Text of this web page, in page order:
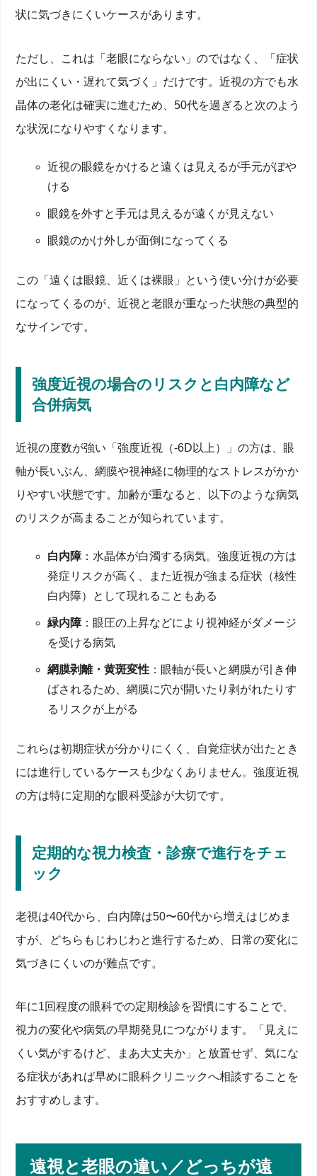
状に気づきにくいケースがあります。
ただし、これは「老眼にならない」のではなく、「症状
が出にくい・遅れて気づく」だけです。近視の方でも水
晶体の老化は確実に進むため、50代を過ぎると次のよう
な状況になりやすくなります。
近視の眼鏡をかけると遠くは見えるが手元がぼや
ける
眼鏡を外すと手元は見えるが遠くが見えない
眼鏡のかけ外しが面倒になってくる
この「遠くは眼鏡、近くは裸眼」という使い分けが必要
になってくるのが、近視と老眼が重なった状態の典型的
なサインです。
強度近視の場合のリスクと白内障など
合併病気
近視の度数が強い「強度近視（-6D以上）」の方は、眼
軸が長いぶん、網膜や視神経に物理的なストレスがかか
りやすい状態です。加齢が重なると、以下のような病気
のリスクが高まることが知られています。
白内障：水晶体が白濁する病気。強度近視の方は
発症リスクが高く、また近視が強まる症状（核性
白内障）として現れることもある
緑内障：眼圧の上昇などにより視神経がダメージ
を受ける病気
網膜剥離・黄斑変性 ：眼軸が長いと網膜が引き伸
ばされるため、網膜に穴が開いたり剥がれたりす
るリスクが上がる
これらは初期症状が分かりにくく、自覚症状が出たとき
には進行しているケースも少なくありません。強度近視
の方は特に定期的な眼科受診が大切です。
定期的な視力検査・診療で進行をチェ
ック
老視は40代から、白内障は50〜60代から増えはじめま
すが、どちらもじわじわと進行するため、日常の変化に
気づきにくいのが難点です。
年に1回程度の眼科での定期検診を習慣にすることで、
視力の変化や病気の早期発見につながります。「見えに
くい気がするけど、まあ大丈夫か」と放置せず、気にな
る症状があれば早めに眼科クリニックへ相談することを
おすすめします。
遠視と老眼の違い／どっちが遠